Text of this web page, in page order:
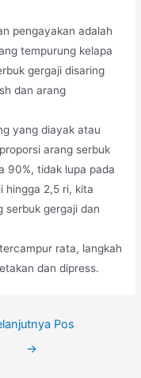
pengayakan adalah
tempurung kelapa
gergaji disaring
dan arang
yang diayak atau
arang serbuk
90%, tidak lupa pada
hingga 2,5 ri, kita
serbuk gergaji dan
rata, langkah
dan dipress.
Pos
→